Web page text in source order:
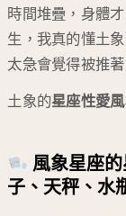
時間堆疊，身體
生，我真的懂土
太急會覺得被推
土象的星座性愛
風象星座
子、天秤、水